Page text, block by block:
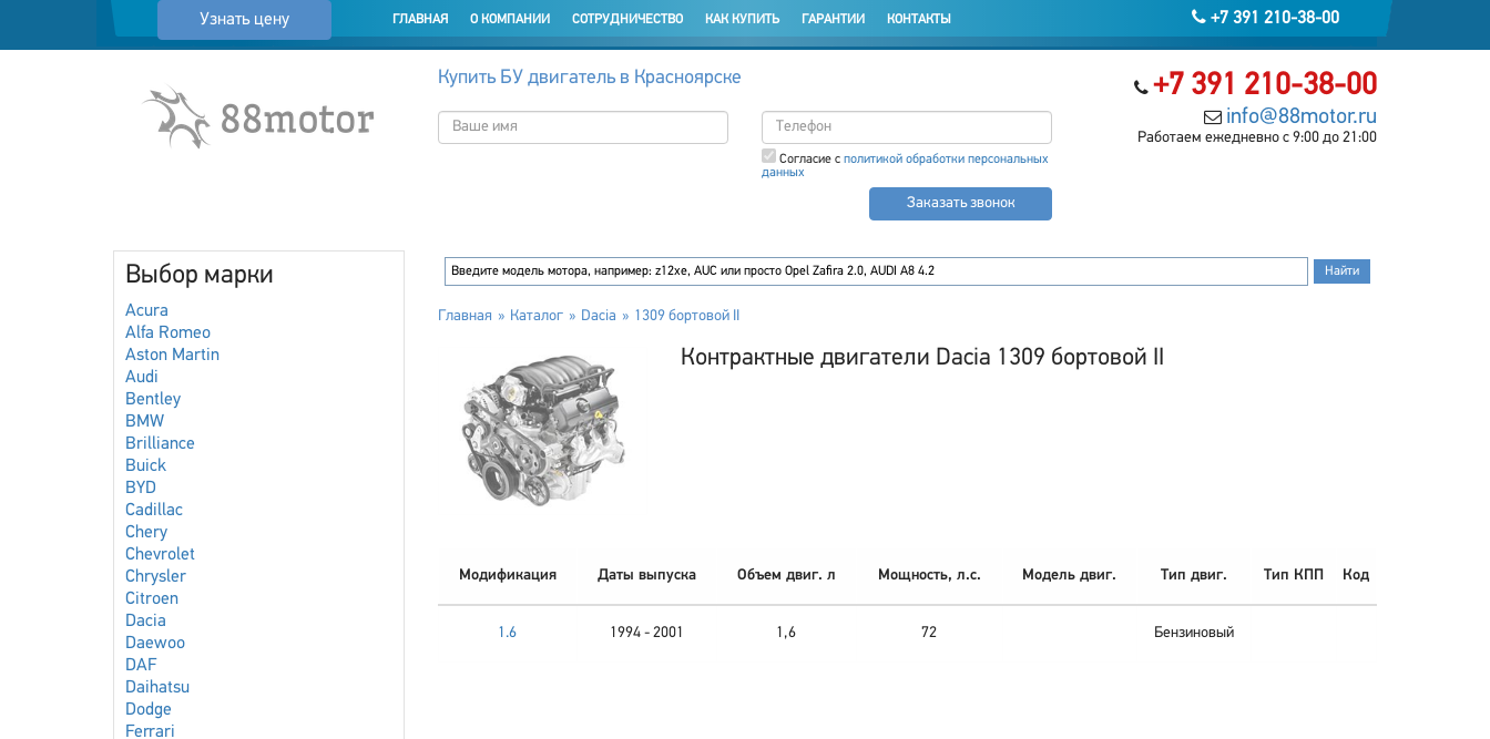
Узнать цену +7 391 210-38-00
ГЛАВНАЯ О КОМПАНИИ СОТРУДНИЧЕСТВО КАК КУПИТЬ ГАРАНТИИ КОНТАКТЫ
+7 391 210-38-00
info@88motor.ru
Работаем ежедневно с 9:00 до 21:00
Купить БУ двигатель в Красноярске
Согласие с политикой обработки персональных
данных
Заказать звонок
Выбор марки
Acura
Alfa Romeo
Aston Martin
Audi
Bentley
BMW
Brilliance
Buick
BYD
Cadillac
Chery
Chevrolet
Chrysler
Citroen
Dacia
Daewoo
DAF
Daihatsu
Dodge
Ferrari
Главная Каталог Dacia 1309 бортовой II
Контрактные двигатели Dacia 1309 бортовой II
Модификация Даты выпуска Объем двиг. л Мощность, л.с. Модель двиг. Тип двиг. Тип КПП Код
1.6 1994 - 2001 1,6 72 Бензиновый